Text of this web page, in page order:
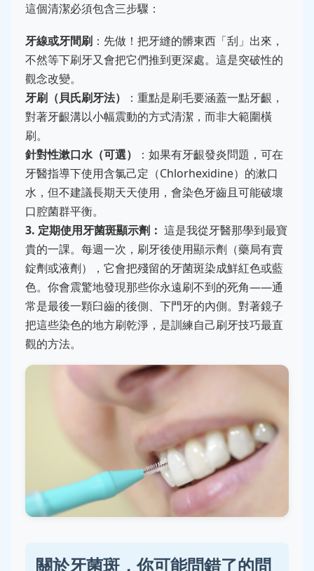
這個清潔必須包含三步驟：
牙線或牙間刷 ：先做！把牙縫的髒東西「刮」出來，
不然等下刷牙又會把它們推到更深處。這是突破性的
觀念改變。
牙刷（貝氏刷牙法）
：重點是刷毛要涵蓋一點牙齦，
對著牙齦溝以小幅震動的方式清潔，而非大範圍橫
刷。
針對性漱口水（可選）
：如果有牙齦發炎問題，可在
牙醫指導下使用含氯己定（Chlorhexidine）的漱口
水，但不建議長期天天使用，會染色牙齒且可能破壞
口腔菌群平衡。
3. 定期使用牙菌斑顯示劑： 這是我從牙醫那學到最寶
貴的一課。每週一次，刷牙後使用顯示劑（藥局有賣
錠劑或液劑），它會把殘留的牙菌斑染成鮮紅色或藍
色。你會震驚地發現那些你永遠刷不到的死角——通
常是最後一顆臼齒的後側、下門牙的內側。對著鏡子
把這些染色的地方刷乾淨，是訓練自己刷牙技巧最直
觀的方法。
關於牙菌斑，你可能問錯了的問